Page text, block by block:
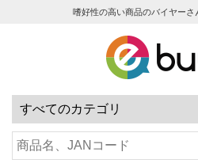
嗜好性の高い商品のバイヤーさ